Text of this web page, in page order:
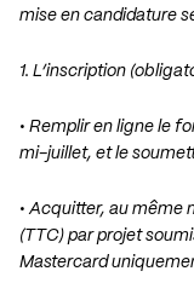
mise en candidature
1. L’inscription
• Remplir en ligne le
mi-juillet, et le
• Acquitter, au même
(TTC) par projet
Mastercard